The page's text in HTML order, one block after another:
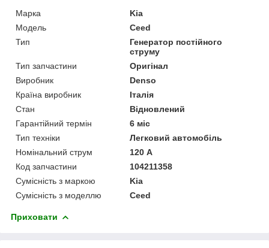
Марка
Kia
Модель
Ceed
Тип
Генератор постійного
струму
Тип запчастини
Оригінал
Виробник
Denso
Країна виробник
Італія
Стан
Відновлений
Гарантійний термін
6 міс
Тип техніки
Легковий автомобіль
Номінальний струм
120 А
Код запчастини
104211358
Сумісність з маркою
Kia
Сумісність з моделлю
Ceed
Приховати